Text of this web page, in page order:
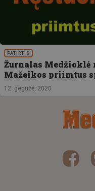
PATIRTIS
Žurnalas
Mažeikos priimtus
12. gegužė, 2020